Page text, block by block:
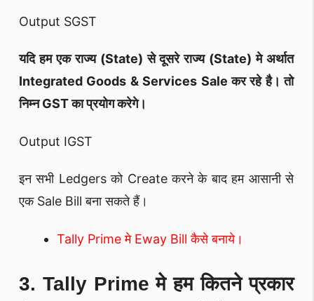
Output SGST
यदि हम एक राज्य (State) से दूसरे राज्य (State) मे अर्थात
Integrated Goods & Services Sale कर रहे है। तो
निम्न GST का प्रयोग करेगे।
Output IGST
इन सभी Ledgers को Create करने के बाद हम आसानी से
एक Sale Bill बना सकते हैं।
Tally Prime मे Eway Bill कैसे बनाये।
3. Tally Prime मे हम कितने प्रकार